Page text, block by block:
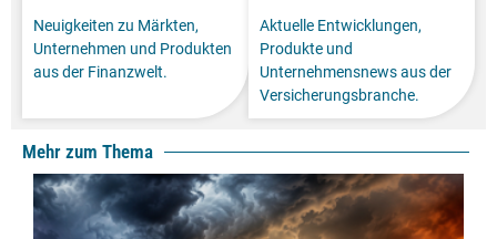
Neuigkeiten zu Märkten,
Unternehmen und Produkten
aus der Finanzwelt.
Aktuelle Entwicklungen,
Produkte und
Unternehmensnews aus der
Versicherungsbranche.
Mehr zum Thema